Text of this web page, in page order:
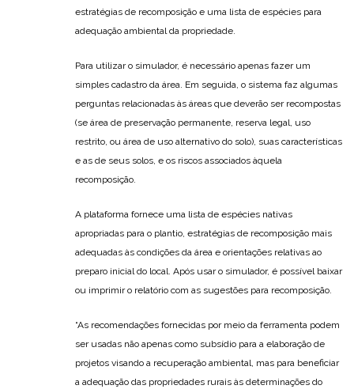
estratégias de recomposição e uma lista de espécies para
adequação ambiental da propriedade.
Para utilizar o simulador, é necessário apenas fazer um
simples cadastro da área. Em seguida, o sistema faz algumas
perguntas relacionadas às áreas que deverão ser recompostas
(se área de preservação permanente, reserva legal, uso
restrito, ou área de uso alternativo do solo), suas características
e as de seus solos, e os riscos associados àquela
recomposição.
A plataforma fornece uma lista de espécies nativas
apropriadas para o plantio, estratégias de recomposição mais
adequadas às condições da área e orientações relativas ao
preparo inicial do local. Após usar o simulador, é possível baixar
ou imprimir o relatório com as sugestões para recomposição.
“As recomendações fornecidas por meio da ferramenta podem
ser usadas não apenas como subsídio para a elaboração de
projetos visando a recuperação ambiental, mas para beneficiar
a adequação das propriedades rurais às determinações do